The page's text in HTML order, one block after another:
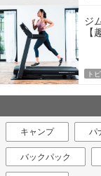
ジ
【
ト
キャンプ パ
バックパック